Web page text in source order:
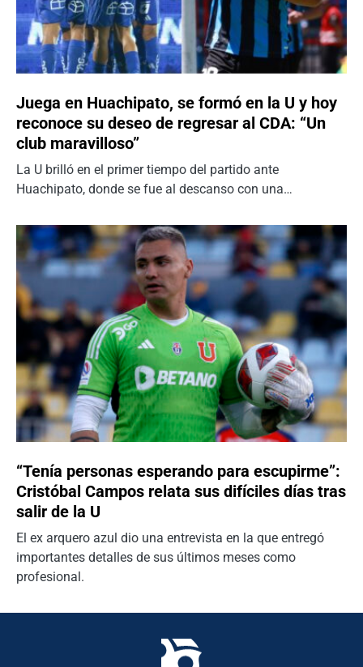
Juega en Huachipato, se formó en la U y hoy
reconoce su deseo de regresar al CDA: “Un
club maravilloso”
La U brilló en el primer tiempo del partido ante
Huachipato, donde se fue al descanso con una…
“Tenía personas esperando para escupirme”:
Cristóbal Campos relata sus difíciles días tras
salir de la U
El ex arquero azul dio una entrevista en la que entregó
importantes detalles de sus últimos meses como
profesional.